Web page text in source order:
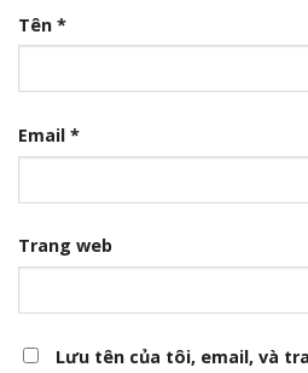
Tên *
Email *
Trang web
Lưu tên của tôi, email, và